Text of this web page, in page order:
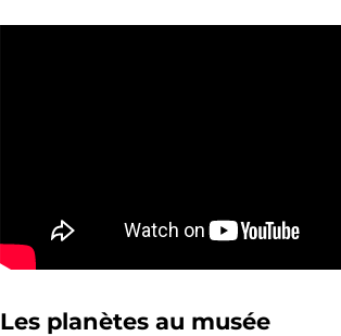
Les planètes au musée